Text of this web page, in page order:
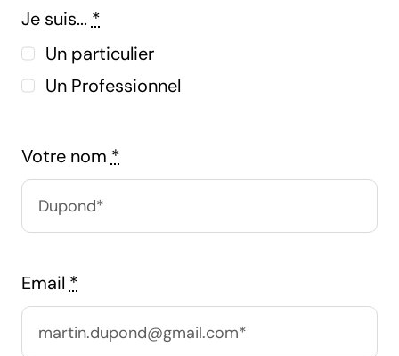
Je suis... *
Un particulier
Un Professionnel
Votre nom *
Email *